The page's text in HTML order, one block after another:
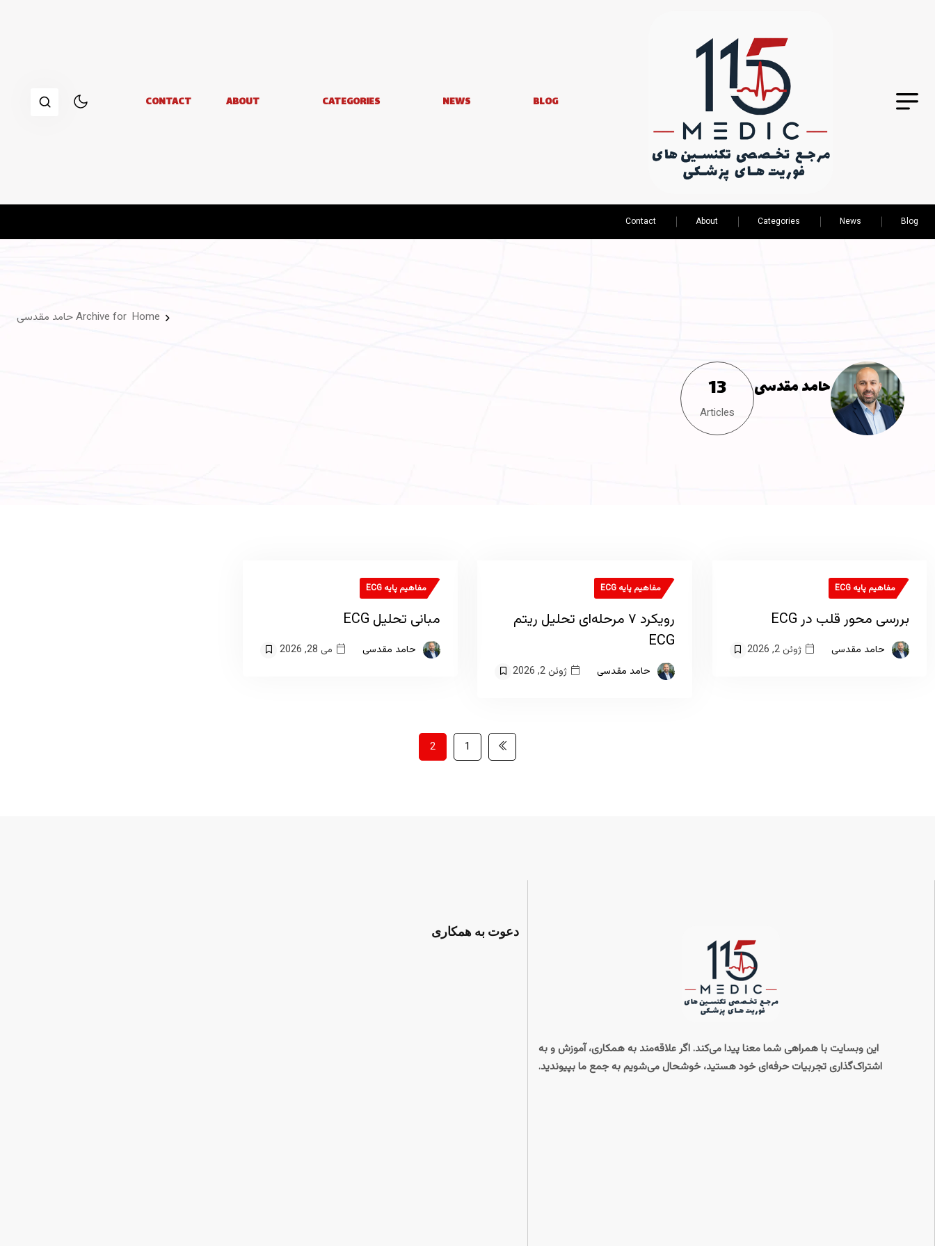
BLOG
NEWS
CATEGORIES
ABOUT
CONTACT
Blog
News
Categories
About
Contact
Home Archive for حامد مقدسی
حامد مقدسی 13
Articles
مفاهیم پایه ECG
بررسی محور قلب در ECG
حامد مقدسی ژوئن 2, 2026
مفاهیم پایه ECG
رویکرد ۷ مرحله‌ای تحلیل ریتم
ECG
حامد مقدسی ژوئن 2, 2026
مفاهیم پایه ECG
مبانی تحلیل ECG
حامد مقدسی می 28, 2026
1
2
این وبسایت با همراهی شما معنا پیدا می‌کند. اگر علاقه‌مند به همکاری، آموزش و به
اشتراک‌گذاری تجربیات حرفه‌ای خود هستید، خوشحال می‌شویم به جمع ما بپیوندید.
دعوت به همکاری